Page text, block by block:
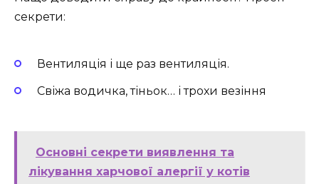
секрети:
Вентиляція і ще раз вентиляція.
Cвіжа водичка, тіньок… і трохи везіння
Основні секрети виявлення та
лікування харчової алергії у котів